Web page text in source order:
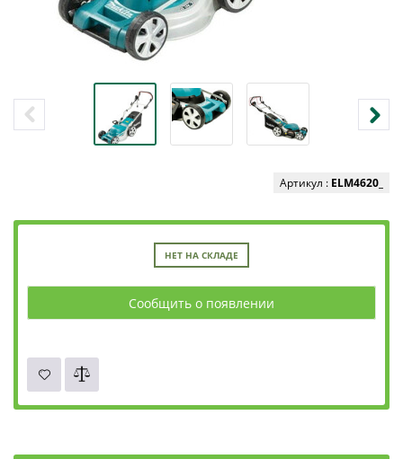
Артикул : ELM4620_
НЕТ НА СКЛАДЕ
Сообщить о появлении